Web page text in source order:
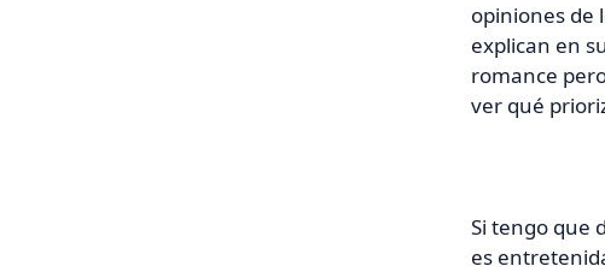
opiniones de
explican en
romance
ver qué
Si tengo que
es